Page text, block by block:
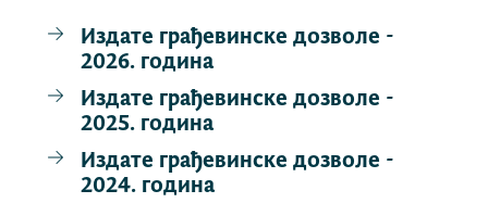
Издате грађевинске дозволе -
2026. година
Издате грађевинске дозволе -
2025. година
Издате грађевинске дозволе -
2024. година